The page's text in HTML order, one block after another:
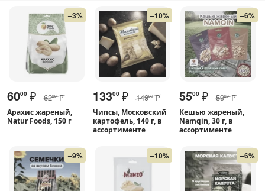
–3%
6000 ₽ 6200 ₽
Арахис жареный,
Natur Foods, 150 г
–10%
13300 ₽ 14900 ₽
Чипсы, Московский
картофель, 140 г, в
ассортименте
–6%
5500 ₽ 5900 ₽
Кешью жареный,
Namqin, 30 г, в
ассортименте
–9% –10% –6%